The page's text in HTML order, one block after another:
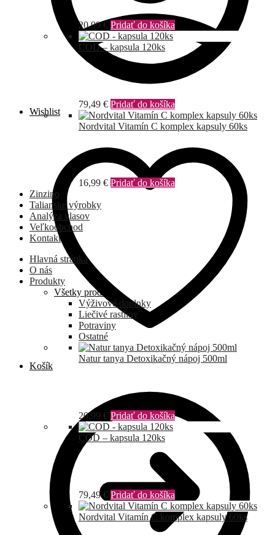
Wishlist
Košík
20,99€ Pridať do košíka
COD – kapsula 120ks
79,49 € Pridať do košíka
Nordvital Vitamín C komplex kapsuly 60ks
16,99 € Pridať do košíka
Zinzino
Talianske výrobky
Analýza vlasov
Veľkoobchod
Kontakt
Hlavná stránka
O nás
Produkty
Všetky produkty
Výživové doplnky
Liečivé rastliny
Potraviny
Ostatné
Natur tanya Detoxikačný nápoj 500ml
20,99 € Pridať do košíka
COD – kapsula 120ks
79,49 € Pridať do košíka
Nordvital Vitamín C komplex kapsuly 60ks